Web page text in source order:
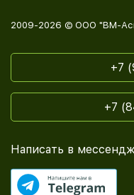
2009-2026 © ООО "ВМ-
+7
+7
Написать в